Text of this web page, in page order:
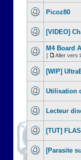
Picoz80
[VIDEO]
M4 Board
[ Aller vers
[WIP]
Utilisation
Lecteur
[TUT]
[Parasite